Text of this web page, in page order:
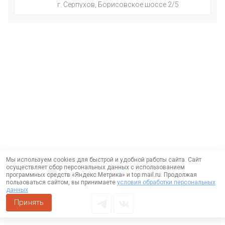
г. Серпухов, Борисовское шоссе 2/5
Мы используем cookies для быстрой и удобной работы сайта. Сайт
осуществляет сбор персональных данных с использованием
программных средств «Яндекс.Метрика» и top.mail.ru. Продолжая
пользоваться сайтом, вы принимаете условия обработки персональных
данных
Принять